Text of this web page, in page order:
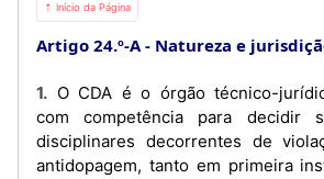
⇡ Início da Página
Artigo 24.º-A Natureza e
1. O CDA é o órgão técnico-jurídico independente
com competência para decidir
disciplinares decorrentes de
antidopagem, tanto em primeira